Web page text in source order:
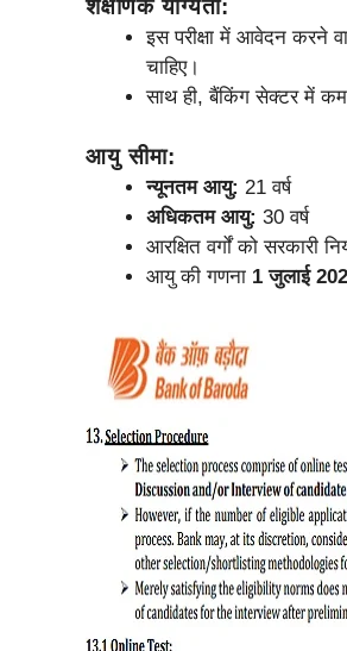
शैक्षणिक योग्यता:
इस परीक्षा में आवेदन करने
चाहिए।
साथ ही, बैंकिंग सेक्टर में
आयु सीमा:
न्यूनतम आयु: 21 वर्ष
अधिकतम आयु: 30 वर्ष
आरक्षित वर्गों को सरकारी
आयु की गणना 1 जुलाई